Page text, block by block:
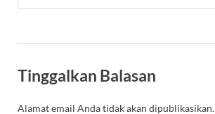
Tinggalkan Balasan
Alamat email Anda tidak akan dipublikasikan.